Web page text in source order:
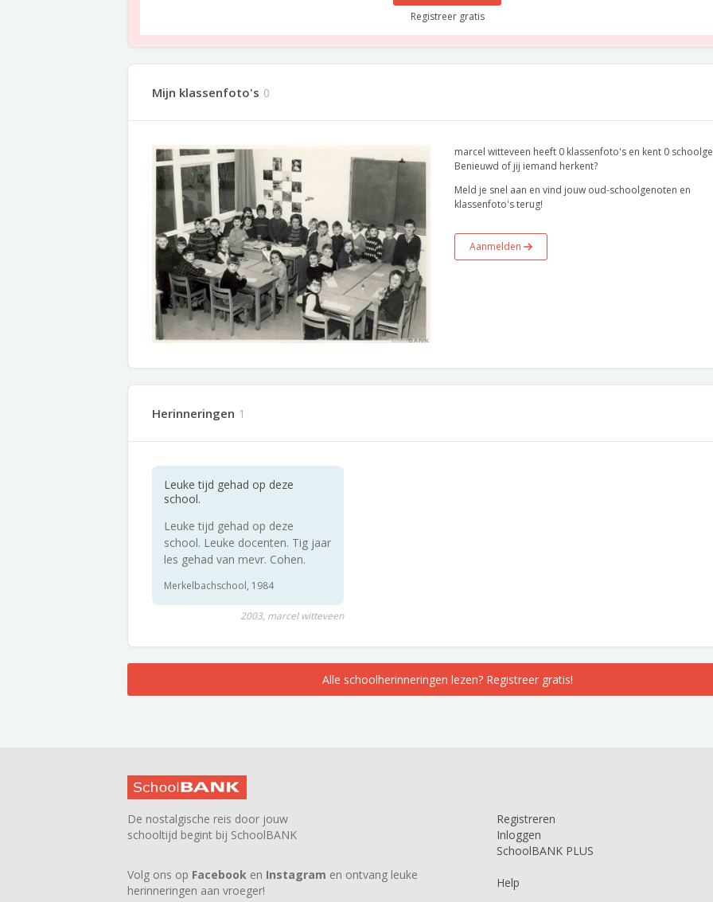
Registreer gratis
Mijn klassenfoto's 0
marcel witteveen heeft 0 klassenfoto's en kent 0
Benieuwd of jij iemand herkent?
Meld je snel aan en vind jouw oud-schoolgenoten en
klassenfoto's terug!
Aanmelden
Herinneringen 1
Leuke tijd gehad op deze
school.
Leuke tijd gehad op deze
school. Leuke docenten. Tig jaar
les gehad van mevr. Cohen.
Merkelbachschool, 1984
2003, marcel witteveen
Alle schoolherinneringen lezen? Registreer gratis!
De nostalgische reis door jouw
schooltijd begint bij SchoolBANK
Volg ons op Facebook en Instagram en ontvang leuke
herinneringen aan vroeger!
Registreren
Inloggen
SchoolBANK PLUS
Help